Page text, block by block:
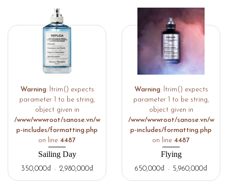
Warning: ltrim() expects
parameter 1 to be string,
object given in
/www/wwwroot/sanose.vn/w
p-includes/formatting.php
on line 4487
Sailing Day
350,000₫ – 2,980,000₫
Warning: ltrim() expects
parameter 1 to be string,
object given in
/www/wwwroot/sanose.vn/w
p-includes/formatting.php
on line 4487
Flying
650,000₫ – 5,960,000₫